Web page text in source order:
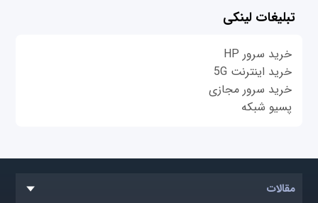
تبلیغات لینکی
خرید سرور HP
خرید اینترنت 5G
خرید سرور مجازی
پسیو شبکه
مقالات